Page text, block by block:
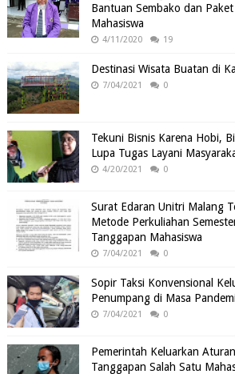
Bantuan Sembako dan
Mahasiswa
4/11/2020 19
Destinasi Wisata Buatan di
7/04/2021 0
Tekuni Bisnis Karena Hobi,
Lupa Tugas Layani
4/20/2021 0
Surat Edaran Unitri Malang
Metode Perkuliahan
Tanggapan Mahasiswa
7/04/2021 0
Sopir Taksi Konvensional
Penumpang di Masa
7/04/2021 0
Pemerintah Keluarkan
Tanggapan Salah Satu